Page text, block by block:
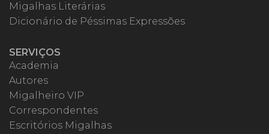
Migalhas Literárias
Dicionário de Péssimas Expressões
SERVIÇOS
Academia
Autores
Migalheiro VIP
Correspondentes
Escritórios Migalhas